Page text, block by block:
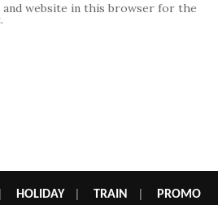
and website in this browser for the
HOLIDAY| TRAIN PROMO